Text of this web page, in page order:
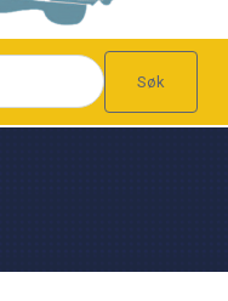
Søk